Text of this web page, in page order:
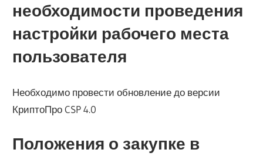
необходимости проведения
настройки рабочего места
пользователя
Необходимо провести обновление до версии
КриптоПро CSP 4.0
Положения о закупке в